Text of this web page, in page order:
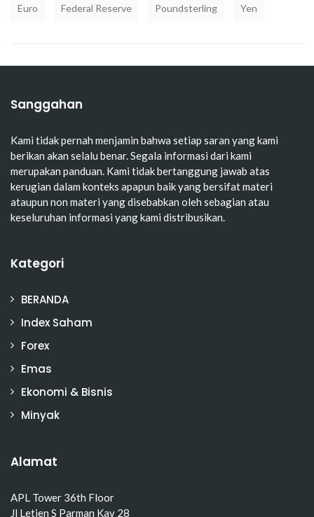
Euro Federal Reserve Poundsterling Yen
Sanggahan
Kami tidak pernah menjamin bahwa setiap saran yang kami
berikan akan selalu benar. Segala informasi dari kami
merupakan panduan. Kami tidak bertanggung jawab atas
kerugian dalam konteks apapun baik yang bersifat materi
ataupun non materi yang disebabkan oleh sebagian atau
keseluruhan informasi yang kami distribusikan.
Kategori
BERANDA
Index Saham
Forex
Emas
Ekonomi & Bisnis
Minyak
Alamat
APL Tower 36th Floor
Jl Letjen S Parman Kav 28